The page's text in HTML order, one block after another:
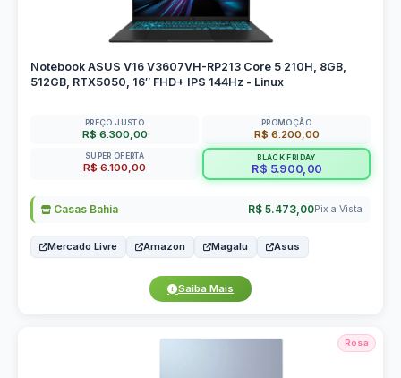
Notebook ASUS V16 V3607VH-RP213 Core 5 210H, 8GB,
512GB, RTX5050, 16″ FHD+ IPS 144Hz - Linux
PREÇO JUSTO
R$ 6.300,00
PROMOÇÃO
R$ 6.200,00
SUPER OFERTA
R$ 6.100,00
BLACK FRIDAY
R$ 5.900,00
Casas Bahia R$ 5.473,00Pix a Vista
Mercado Livre Amazon Magalu Asus
Saiba Mais
Rosa